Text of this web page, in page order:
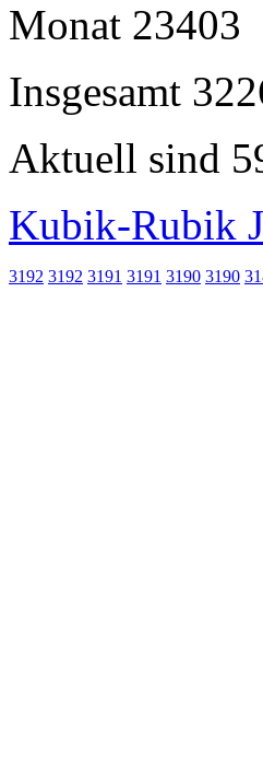
Monat 23403
Insgesamt
Aktuell sind
Kubik-Rubik
3192 3192 3191 3191 3190 3190